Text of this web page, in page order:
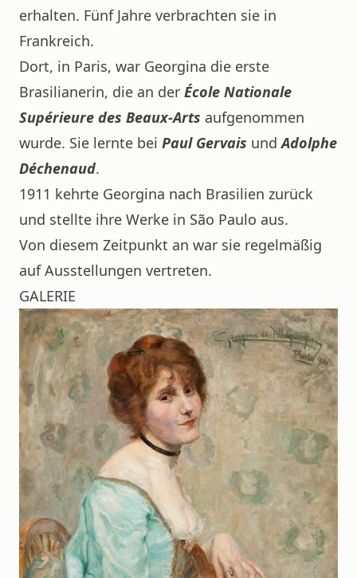
erhalten. Fünf Jahre verbrachten sie in
Frankreich.
Dort, in Paris, war Georgina die erste
Brasilianerin, die an der École Nationale
Supérieure des Beaux-Arts aufgenommen
wurde. Sie lernte bei Paul Gervais undAdolphe
Déchenaud.
1911 kehrte Georgina nach Brasilien zurück
und stellte ihre Werke in São Paulo aus.
Von diesem Zeitpunkt an war sie regelmäßig
auf Ausstellungen vertreten.
GALERIE